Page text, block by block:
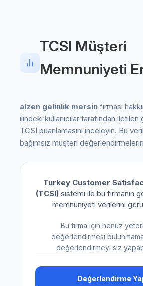
TCSI Müşteri
Memnuniyeti
alzen gelinlik mersin firması
ilindeki kullanıcılar tarafından
TCSI puanlamasını inceleyin. Bu
bağımsız müşteri
Turkey Customer
(TCSI)sistemi ile bu firmanın
memnuniyeti verilerini
Bu firma için henüz
değerlendirmesi
değerlendirmeyi siz
Değerlendirme